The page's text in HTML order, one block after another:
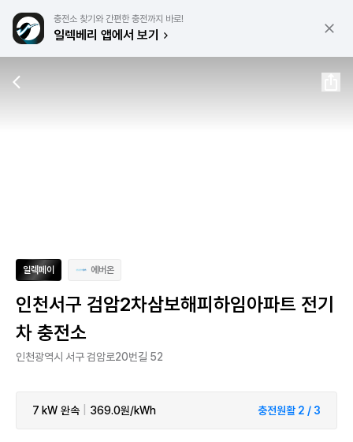
충전소 찾기와 간편한 충전까지 바로!
일렉베리 앱에서 보기
일렉페이 에버온
인천서구 검암2차삼보해피하임아파트 전기
차 충전소
인천광역시 서구 검암로20번길 52
7 kW 완속 369.0원/kWh 충전원활 2 / 3